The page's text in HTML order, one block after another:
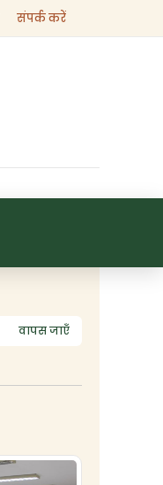
संपर्क करें
वापस जाएँ